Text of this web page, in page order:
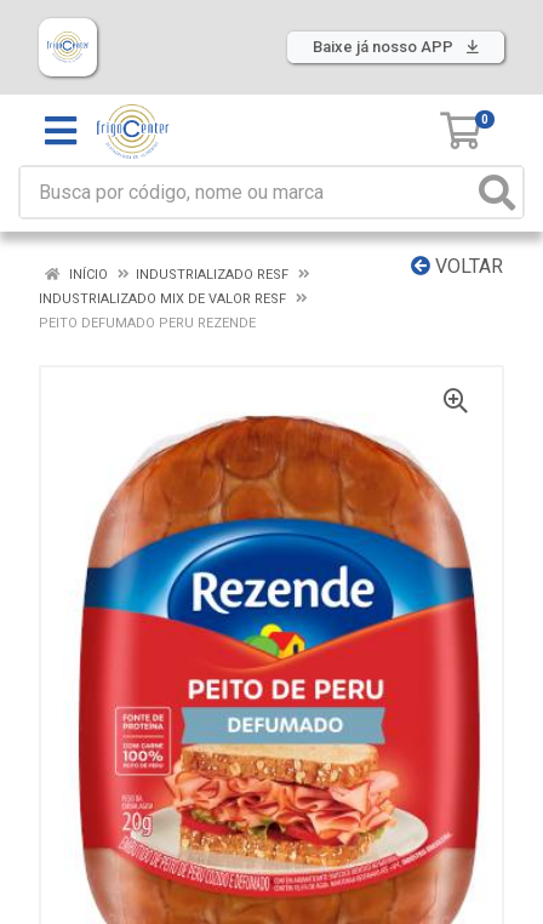
Baixe já nosso APP
0
VOLTAR
INÍCIO
INDUSTRIALIZADO RESF
INDUSTRIALIZADO MIX DE VALOR RESF
PEITO DEFUMADO PERU REZENDE